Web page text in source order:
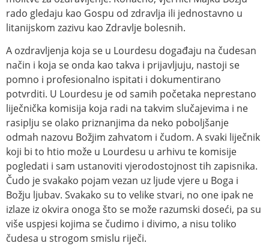
rado gledaju kao Gospu od zdravlja ili jednostavno u
litanijskom zazivu kao Zdravlje bolesnih.
A ozdravljenja koja se u Lourdesu događaju na čudesan
način i koja se onda kao takva i prijavljuju, nastoji se
pomno i profesionalno ispitati i dokumentirano
potvrditi. U Lourdesu je od samih početaka neprestano
liječnička komisija koja radi na takvim slučajevima i ne
rasiplju se olako priznanjima da neko poboljšanje
odmah nazovu Božjim zahvatom i čudom. A svaki liječnik
koji bi to htio može u Lourdesu u arhivu te komisije
pogledati i sam ustanoviti vjerodostojnost tih zapisnika.
Čudo je svakako pojam vezan uz ljude vjere u Boga i
Božju ljubav. Svakako su to velike stvari, no one ipak ne
izlaze iz okvira onoga što se može razumski doseći, pa su
više uspjesi kojima se čudimo i divimo, a nisu toliko
čudesa u strogom smislu riječi.